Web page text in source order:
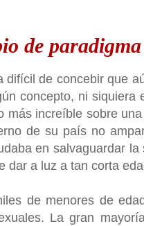
de paradigma
difícil de concebir que
concepto, ni siquiera
más increíble sobre
de su país no
en salvaguardar
dar a luz a tan corta
de menores de
La gran